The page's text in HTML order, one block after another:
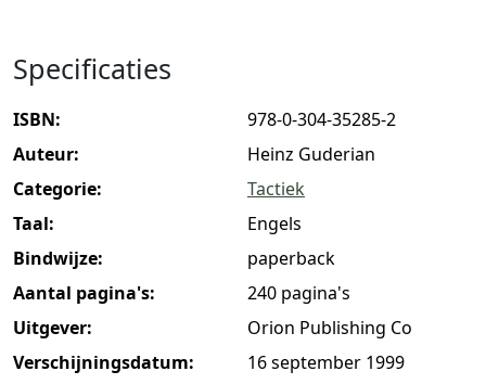
Specificaties
ISBN:
978-0-304-35285-2
Auteur:
Heinz Guderian
Categorie:
Tactiek
Taal:
Engels
Bindwijze:
paperback
Aantal pagina's:
240 pagina's
Uitgever:
Orion Publishing Co
Verschijningsdatum:
16 september 1999